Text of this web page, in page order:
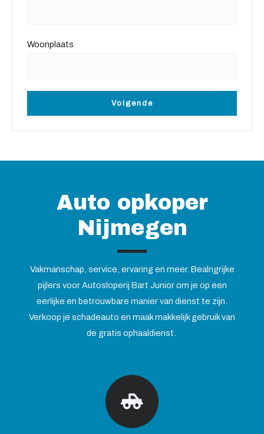
Woonplaats
Volgende
Auto opkoper
Nijmegen
Vakmanschap, service, ervaring en meer. Bealngrijke
pijlers voor Autosloperij Bart Junior om je op een
eerlijke en betrouwbare manier van dienst te zijn.
Verkoop je schadeauto en maak makkelijk gebruik van
de gratis ophaaldienst.